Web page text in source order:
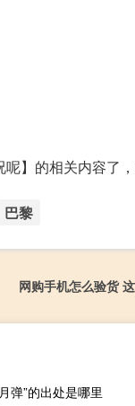
】的相关内容了
巴黎
网购手机怎么验货
弹”的出处是哪里